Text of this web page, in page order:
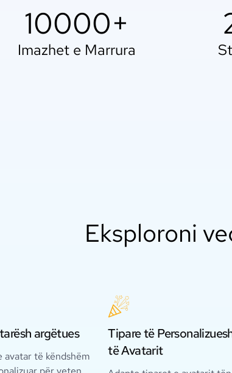
10000+
Imazhet e Marrura
Eksploroni
argëtues
avatar të këndshëm
Tipare të
të Avatarit